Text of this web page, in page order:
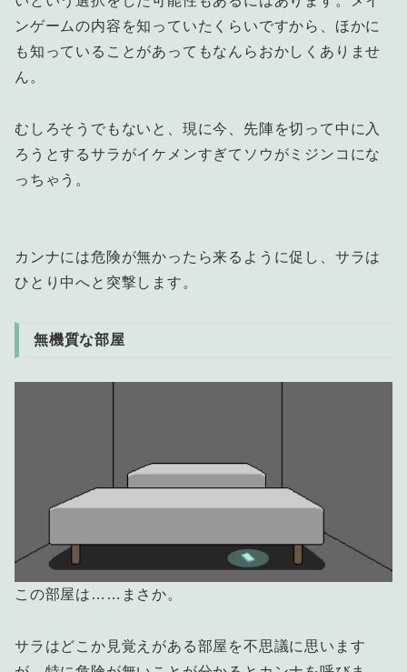
ンゲームの内容を知っていたくらいですから、ほかに
も知っていることがあってもなんらおかしくありませ
ん。
むしろそうでもないと、現に今、先陣を切って中に入
ろうとするサラがイケメンすぎてソウがミジンコにな
っちゃう。
カンナには危険が無かったら来るように促し、サラは
ひとり中へと突撃します。
無機質な部屋
この部屋は……まさか。
サラはどこか見覚えがある部屋を不思議に思います